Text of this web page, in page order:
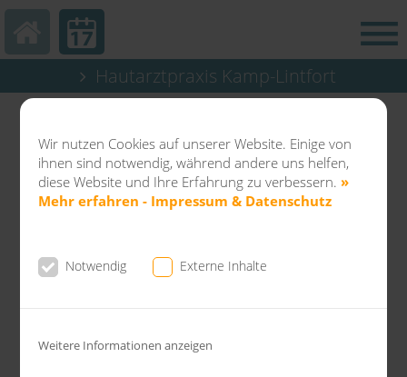
Wir nutzen Cookies auf unserer Website. Einige von
ihnen sind notwendig, während andere uns helfen,
diese Website und Ihre Erfahrung zu verbessern. »
Mehr erfahren - Impressum & Datenschutz
Notwendig Externe Inhalte
Weitere Informationen anzeigen
Hautarztpraxis Kamp-Lintfort
Abteilung Balneo & Kosmetik KL
Fuchs & Kollegen
Hautkrebsscreening - Vorsorge,